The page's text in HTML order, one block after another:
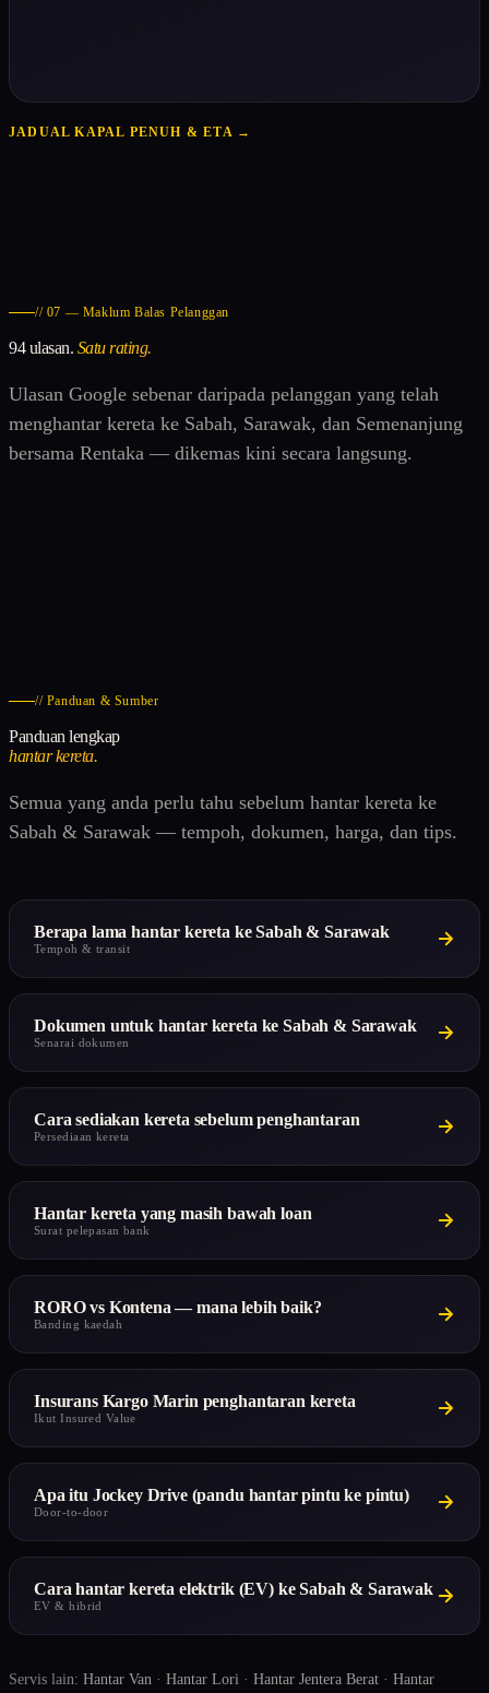
JADUAL KAPAL PENUH & ETA →
// 07 — Maklum Balas Pelanggan
94 ulasan. Satu rating.
Ulasan Google sebenar daripada pelanggan yang telah
menghantar kereta ke Sabah, Sarawak, dan Semenanjung
bersama Rentaka — dikemas kini secara langsung.
// Panduan & Sumber
Panduan lengkap
hantar kereta.
Semua yang anda perlu tahu sebelum hantar kereta ke
Sabah & Sarawak — tempoh, dokumen, harga, dan tips.
Berapa lama hantar kereta ke Sabah & Sarawak
Tempoh & transit
Dokumen untuk hantar kereta ke Sabah & Sarawak
Senarai dokumen
Cara sediakan kereta sebelum penghantaran
Persediaan kereta
Hantar kereta yang masih bawah loan
Surat pelepasan bank
RORO vs Kontena — mana lebih baik?
Banding kaedah
Insurans Kargo Marin penghantaran kereta
Ikut Insured Value
Apa itu Jockey Drive (pandu hantar pintu ke pintu)
Door-to-door
Cara hantar kereta elektrik (EV) ke Sabah & Sarawak
EV & hibrid
Servis lain: Hantar Van · Hantar Lori · Hantar Jentera Berat · Hantar